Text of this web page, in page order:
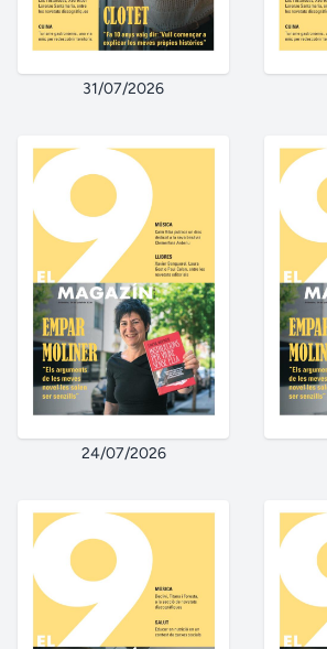
31/07/2026
24/07/2026